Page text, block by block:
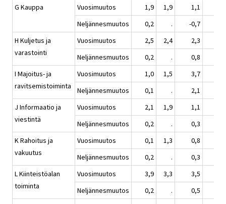
G Kauppa
Vuosimuutos 1,9 1,9 1,1
Neljännesmuutos
0,2 . -0,7
H Kuljetus ja
varastointi
Vuosimuutos 2,5 2,4 2,3
Neljännesmuutos
0,2 . 0,8
I Majoitus- ja
ravitsemistoiminta
Vuosimuutos 1,0 1,5 3,7
Neljännesmuutos
0,1 . 2,1
J Informaatio ja
viestintä
Vuosimuutos 2,1 1,9 1,1
Neljännesmuutos
0,2 . 0,3
K Rahoitus ja
vakuutus
Vuosimuutos 0,1 1,3 0,8
Neljännesmuutos
0,2 . 0,3
L Kiinteistöalan
toiminta
Vuosimuutos 3,9 3,3 3,5
Neljännesmuutos
0,2 . 0,5